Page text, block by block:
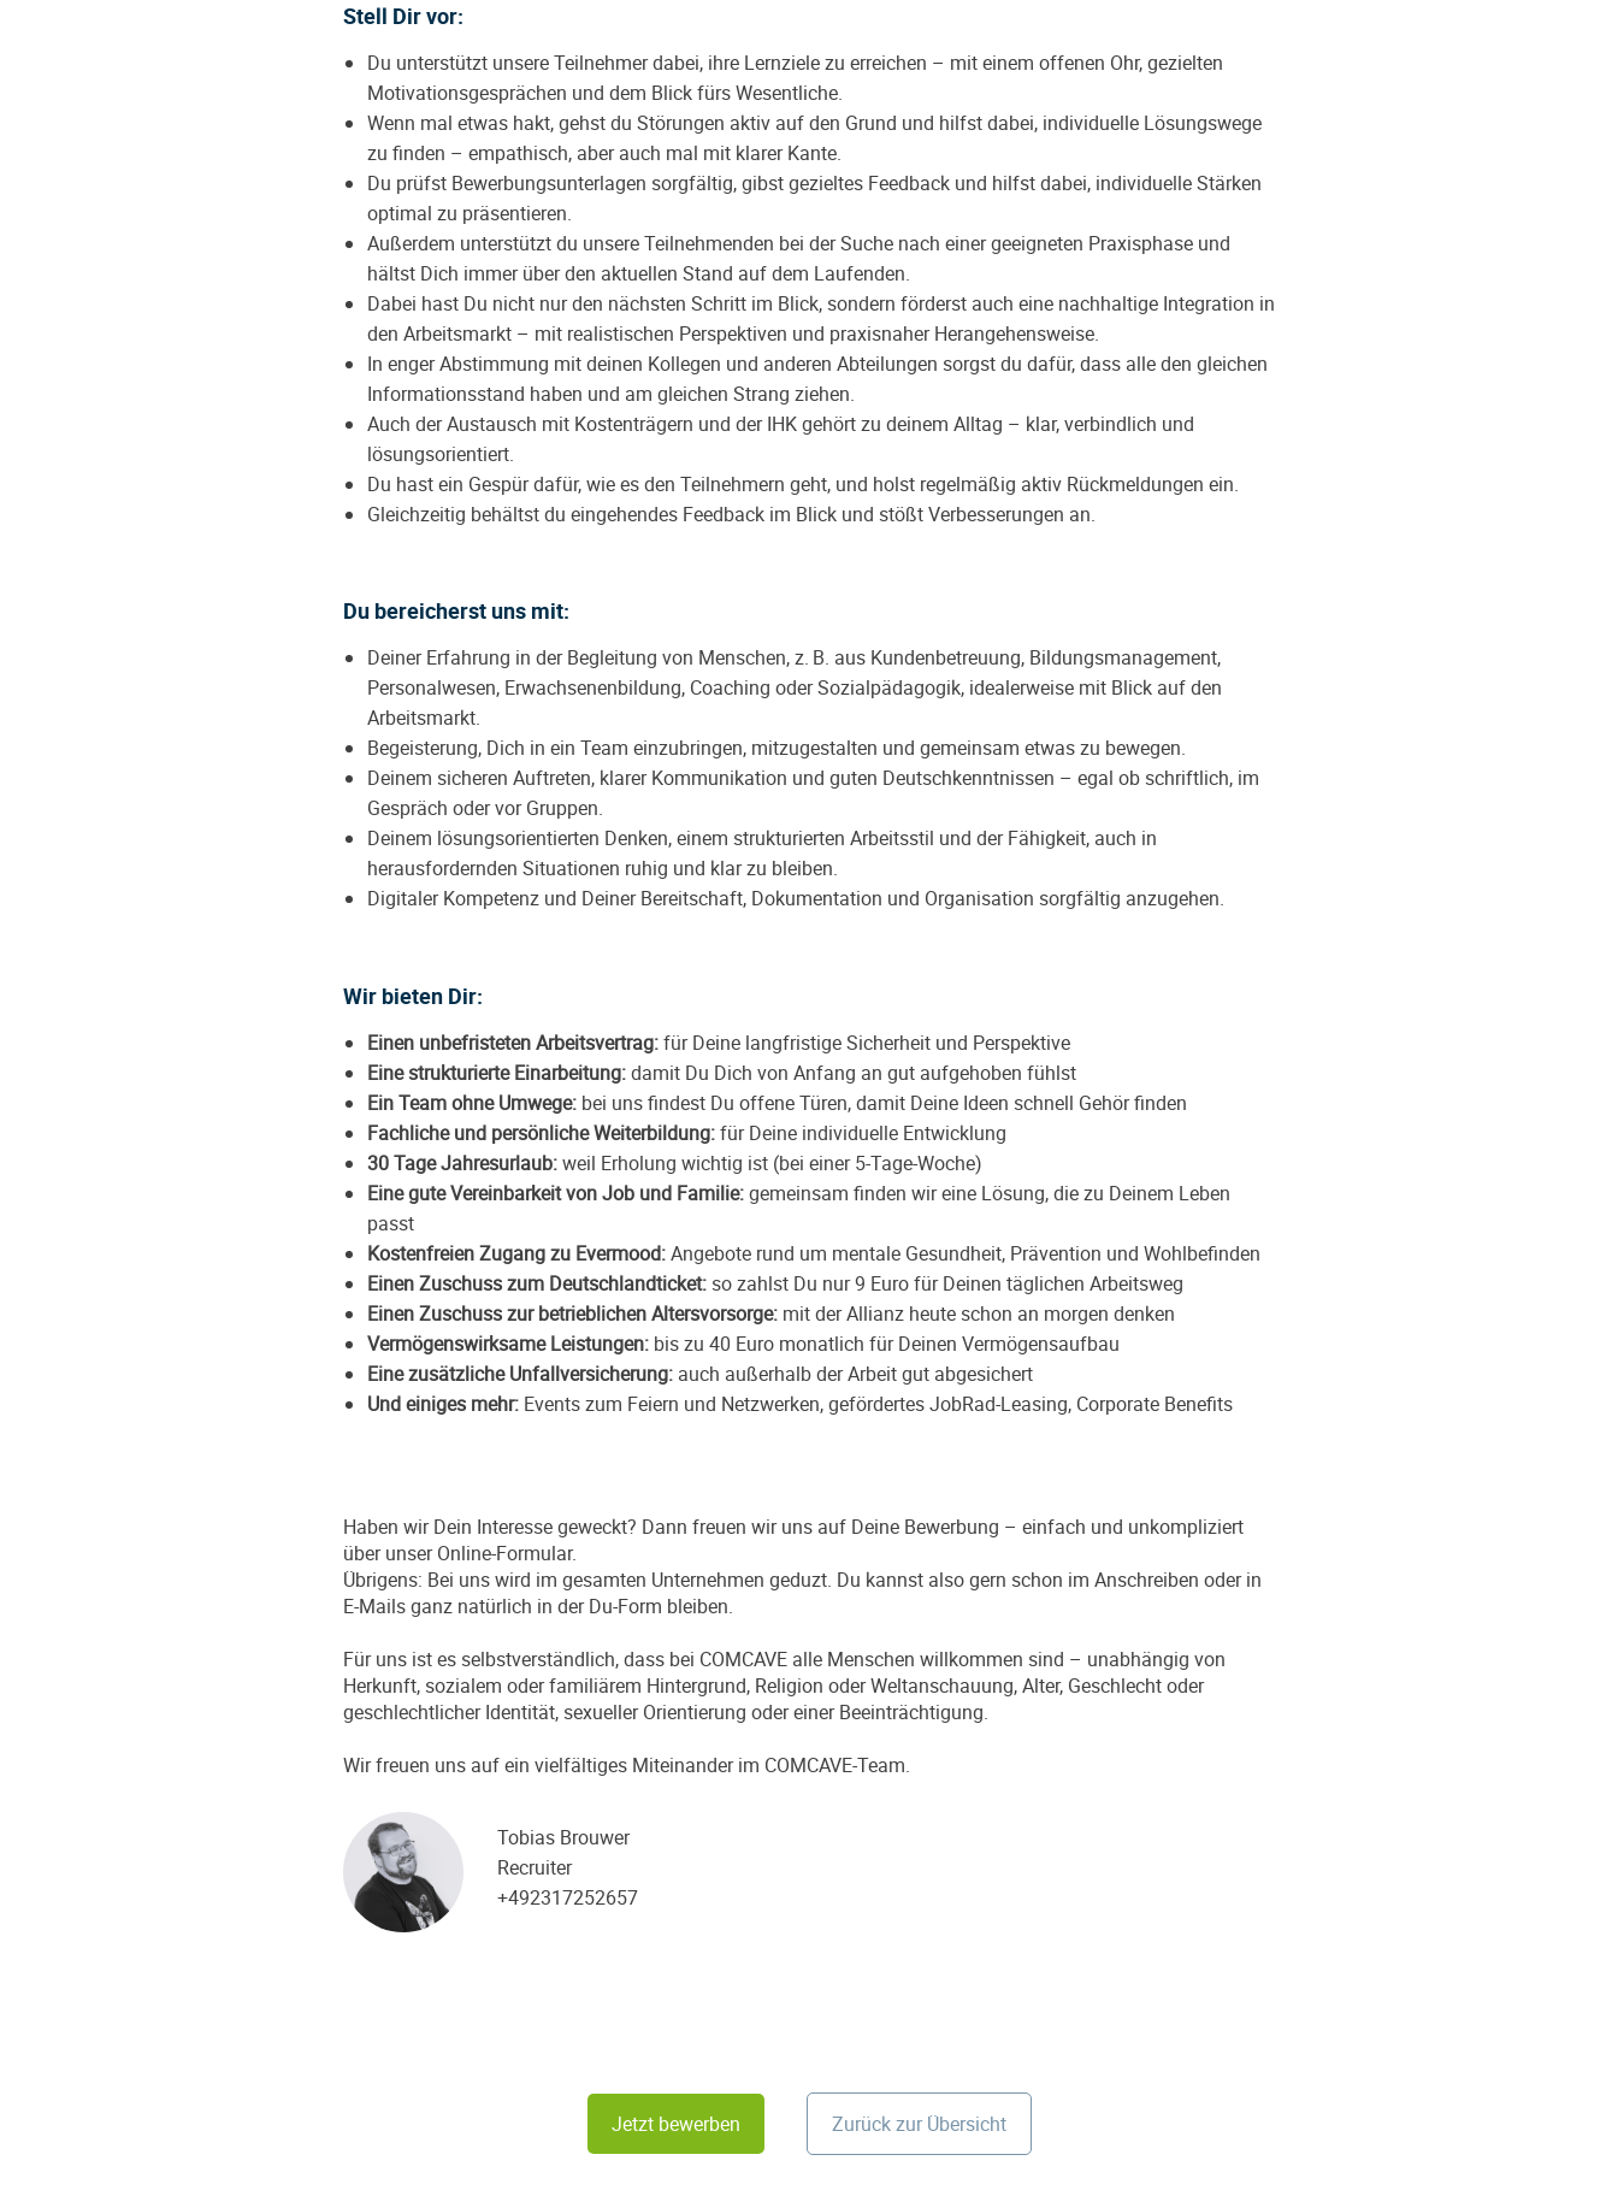
Stell Dir vor:
Du unterstützt unsere Teilnehmer dabei, ihre Lernziele zu erreichen – mit einem offenen Ohr, gezielten
Motivationsgesprächen und dem Blick fürs Wesentliche.
Wenn mal etwas hakt, gehst du Störungen aktiv auf den Grund und hilfst dabei, individuelle Lösungswege
zu finden – empathisch, aber auch mal mit klarer Kante.
Du prüfst Bewerbungsunterlagen sorgfältig, gibst gezieltes Feedback und hilfst dabei, individuelle Stärken
optimal zu präsentieren.
Außerdem unterstützt du unsere Teilnehmenden bei der Suche nach einer geeigneten Praxisphase und
hältst Dich immer über den aktuellen Stand auf dem Laufenden.
Dabei hast Du nicht nur den nächsten Schritt im Blick, sondern förderst auch eine nachhaltige Integration in
den Arbeitsmarkt – mit realistischen Perspektiven und praxisnaher Herangehensweise.
In enger Abstimmung mit deinen Kollegen und anderen Abteilungen sorgst du dafür, dass alle den gleichen
Informationsstand haben und am gleichen Strang ziehen.
Auch der Austausch mit Kostenträgern und der IHK gehört zu deinem Alltag – klar, verbindlich und
lösungsorientiert.
Du hast ein Gespür dafür, wie es den Teilnehmern geht, und holst regelmäßig aktiv Rückmeldungen ein.
Gleichzeitig behältst du eingehendes Feedback im Blick und stößt Verbesserungen an.
Du bereicherst uns mit:
Deiner Erfahrung in der Begleitung von Menschen, z. B. aus Kundenbetreuung, Bildungsmanagement,
Personalwesen, Erwachsenenbildung, Coaching oder Sozialpädagogik, idealerweise mit Blick auf den
Arbeitsmarkt.
Begeisterung, Dich in ein Team einzubringen, mitzugestalten und gemeinsam etwas zu bewegen.
Deinem sicheren Auftreten, klarer Kommunikation und guten Deutschkenntnissen – egal ob schriftlich, im
Gespräch oder vor Gruppen.
Deinem lösungsorientierten Denken, einem strukturierten Arbeitsstil und der Fähigkeit, auch in
herausfordernden Situationen ruhig und klar zu bleiben.
Digitaler Kompetenz und Deiner Bereitschaft, Dokumentation und Organisation sorgfältig anzugehen.
Wir bieten Dir:
Einen unbefristeten Arbeitsvertrag:für Deine langfristige Sicherheit und Perspektive
Eine strukturierte Einarbeitung:damit Du Dich von Anfang an gut aufgehoben fühlst
Ein Team ohne Umwege: bei uns findest Du offene Türen, damit Deine Ideen schnell Gehör finden
Fachliche und persönliche Weiterbildung:für Deine individuelle Entwicklung
30 Tage Jahresurlaub:weil Erholung wichtig ist (bei einer 5-Tage-Woche)
Eine gute Vereinbarkeit von Job und Familie:gemeinsam finden wir eine Lösung, die zu Deinem Leben
passt
Kostenfreien Zugang zu Evermood:Angebote rund um mentale Gesundheit, Prävention und Wohlbefinden
Einen Zuschuss zum Deutschlandticket: so zahlst Du nur 9 Euro für Deinen täglichen Arbeitsweg
Einen Zuschuss zur betrieblichen Altersvorsorge: mit der Allianz heute schon an morgen denken
Vermögenswirksame Leistungen: bis zu 40 Euro monatlich für Deinen Vermögensaufbau
Eine zusätzliche Unfallversicherung: auch außerhalb der Arbeit gut abgesichert
Und einiges mehr: Events zum Feiern und Netzwerken, gefördertes JobRad-Leasing, Corporate Benefits
Haben wir Dein Interesse geweckt? Dann freuen wir uns auf Deine Bewerbung – einfach und unkompliziert
über unser Online-Formular.
Übrigens: Bei uns wird im gesamten Unternehmen geduzt. Du kannst also gern schon im Anschreiben oder in
E-Mails ganz natürlich in der Du-Form bleiben.
Für uns ist es selbstverständlich, dass bei COMCAVE alle Menschen willkommen sind – unabhängig von
Herkunft, sozialem oder familiärem Hintergrund, Religion oder Weltanschauung, Alter, Geschlecht oder
geschlechtlicher Identität, sexueller Orientierung oder einer Beeinträchtigung.
Wir freuen uns auf ein vielfältiges Miteinander im COMCAVE-Team.
Tobias Brouwer
Recruiter
+492317252657
Jetzt bewerben Zurück zur Übersicht